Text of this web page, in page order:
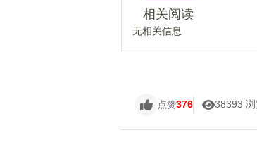
相关阅读
无相关信息
点赞376 38393